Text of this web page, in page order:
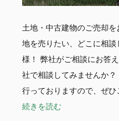
土地・中古建物のご売却
地を売りたい、どこに相
様！ 弊社がご相談にお答
社で相談してみませんか
行っておりますので、ぜ
続きを読む“【不動産の売